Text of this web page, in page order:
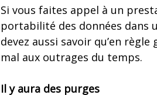
Si vous faites appel à un
portabilité des données dans
devez aussi savoir qu’en
mal aux outrages du temps.
Il y aura des purges